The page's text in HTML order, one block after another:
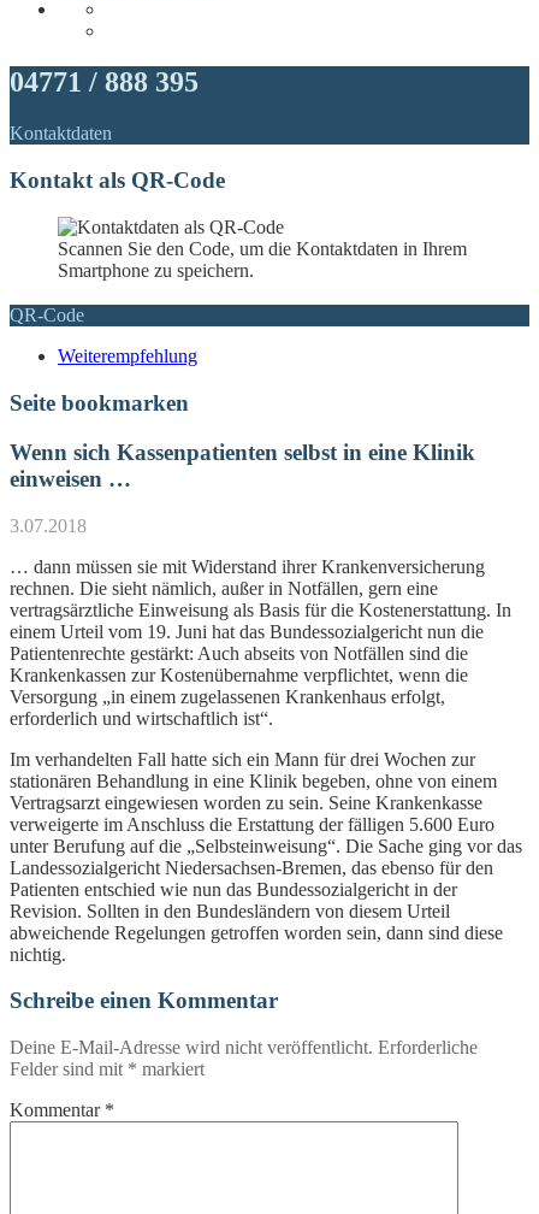
04771 / 888 395
Kontaktdaten
Kontakt als QR-Code
Scannen Sie den Code, um die Kontaktdaten in Ihrem
Smartphone zu speichern.
QR-Code
Weiterempfehlung
Seite bookmarken
Wenn sich Kassenpatienten selbst in eine Klinik
einweisen …
3.07.2018
… dann müssen sie mit Widerstand ihrer Krankenversicherung
rechnen. Die sieht nämlich, außer in Notfällen, gern eine
vertragsärztliche Einweisung als Basis für die Kostenerstattung. In
einem Urteil vom 19. Juni hat das Bundessozialgericht nun die
Patientenrechte gestärkt: Auch abseits von Notfällen sind die
Krankenkassen zur Kostenübernahme verpflichtet, wenn die
Versorgung „in einem zugelassenen Krankenhaus erfolgt,
erforderlich und wirtschaftlich ist“.
Im verhandelten Fall hatte sich ein Mann für drei Wochen zur
stationären Behandlung in eine Klinik begeben, ohne von einem
Vertragsarzt eingewiesen worden zu sein. Seine Krankenkasse
verweigerte im Anschluss die Erstattung der fälligen 5.600 Euro
unter Berufung auf die „Selbsteinweisung“. Die Sache ging vor das
Landessozialgericht Niedersachsen-Bremen, das ebenso für den
Patienten entschied wie nun das Bundessozialgericht in der
Revision. Sollten in den Bundesländern von diesem Urteil
abweichende Regelungen getroffen worden sein, dann sind diese
nichtig.
Schreibe einen Kommentar
Deine E-Mail-Adresse wird nicht veröffentlicht. Erforderliche
Felder sind mit * markiert
Kommentar *